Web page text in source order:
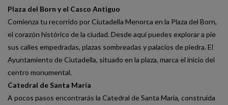
Plaza del Born y el Casco Antiguo
Comienza tu recorrido por Ciutadella Menorca en la Plaza del Born,
el corazón histórico de la ciudad. Desde aquí puedes explorar a pie
sus calles empedradas, plazas sombreadas y palacios de piedra. El
Ayuntamiento de Ciutadella, situado en la plaza, marca el inicio del
centro monumental.
Catedral de Santa María
A pocos pasos encontrarás la Catedral de Santa María, construida